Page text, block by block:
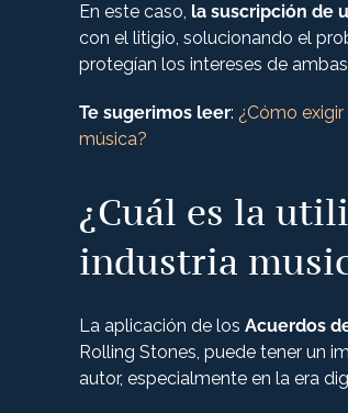
En este caso, la suscripción de
con el litigio, solucionando el
protegían los intereses de
Te sugerimos leer: ¿Cómo
música?
¿Cuál es la
industria
La aplicación de los Acuerdos
Rolling Stones, puede tener un
autor, especialmente en la era